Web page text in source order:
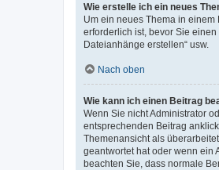
Wie erstelle ich ein neues
Um ein neues Thema in einem
erforderlich ist, bevor Sie
Dateianhänge erstellen“ usw.
Nach oben
Wie kann ich einen Beitrag
Wenn Sie nicht Administrator
entsprechenden Beitrag
Themenansicht als
geantwortet hat oder wenn ein
beachten Sie, dass normale